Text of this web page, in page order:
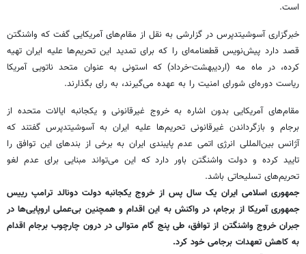
است.
خبرگزاری آسوشیتدپرس در گزارشی به نقل از مقام‌های آمریکایی گفت که واشنگتن
قصد دارد پیش‌نویس قطعنامه‌ای را که برای تمدید این تحریم‌ها علیه ایران تهیه
کرده، در ماه مه (اردیبهشت-خرداد) که استونی به عنوان متحد ناتویی آمریکا
ریاست دوره‌ای شورای امنیت را به عهده می‌گیرند، به رای بگذارند.
مقام‌های آمریکایی بدون اشاره به خروج غیرقانونی و یکجانبه ایالات متحده از
برجام و بازگرداندن غیرقانونی تحریم‌ها علیه ایران به آسوشیتدپرس گفتند که
آژانس بین‌المللی انرژی اتمی عدم پایبندی ایران به برخی از بندهای این توافق را
تایید کرده و دولت واشنگتن باور دارد که این می‌تواند مبنایی برای عدم لغو
تحریم‌های تسلیحاتی باشد.
جمهوری اسلامی ایران یک سال پس از خروج یکجانبه دولت دونالد ترامپ رییس
جمهوری آمریکا از برجام، در واکنش به این اقدام و همچنین بی‌عملی اروپایی‌ها در
جبران خروج واشنگتن از توافق، طی پنج گام متوالی در درون چارچوب برجام اقدام
به کاهش تعهدات برجامی خود کرد.